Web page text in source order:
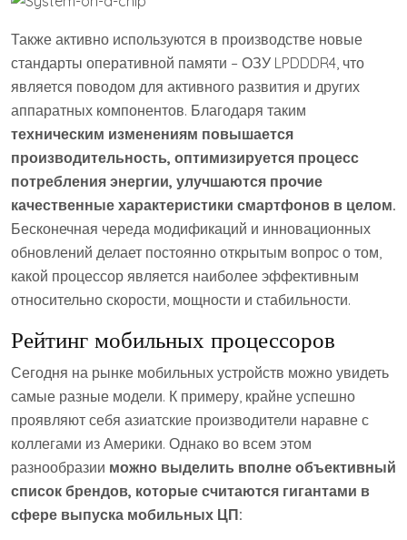
Также активно используются в производстве новые
стандарты оперативной памяти – ОЗУ LPDDDR4, что
является поводом для активного развития и других
аппаратных компонентов. Благодаря таким
техническим изменениям повышается
производительность, оптимизируется процесс
потребления энергии, улучшаются прочие
качественные характеристики смартфонов в целом.
Бесконечная череда модификаций и инновационных
обновлений делает постоянно открытым вопрос о том,
какой процессор является наиболее эффективным
относительно скорости, мощности и стабильности.
Рейтинг мобильных процессоров
Сегодня на рынке мобильных устройств можно увидеть
самые разные модели. К примеру, крайне успешно
проявляют себя азиатские производители наравне с
коллегами из Америки. Однако во всем этом
разнообразии можно выделить вполне объективный
список брендов, которые считаются гигантами в
сфере выпуска мобильных ЦП: